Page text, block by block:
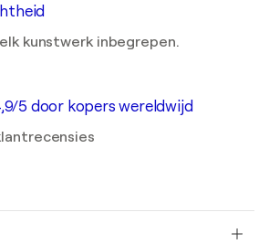
kunstwerk inbegrepen.
5 door kopers wereldwijd